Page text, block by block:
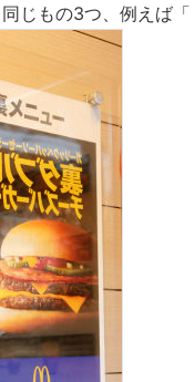
じもの3つ、例えば「